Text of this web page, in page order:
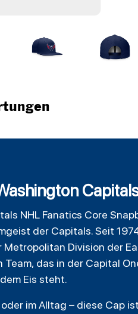
NHL Fanatics Core
der Capitals. Seit
Metropolitan Division der
das in der Capital
Eis steht.
im Alltag – diese Cap